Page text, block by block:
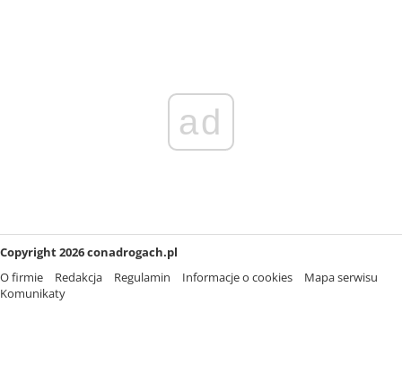
ad
Copyright 2026 conadrogach.pl
O firmie
Redakcja Regulamin Informacje o cookies
Mapa serwisu
Komunikaty